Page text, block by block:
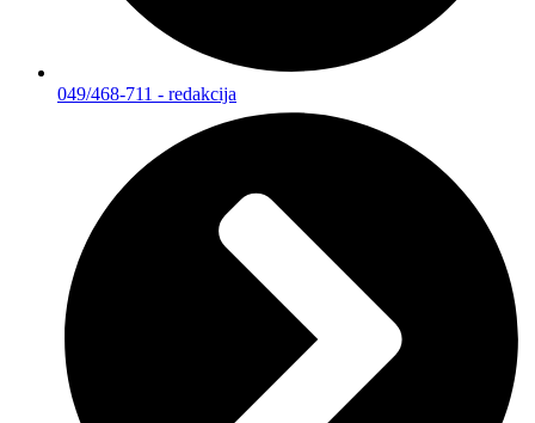
049/468-711 - redakcija